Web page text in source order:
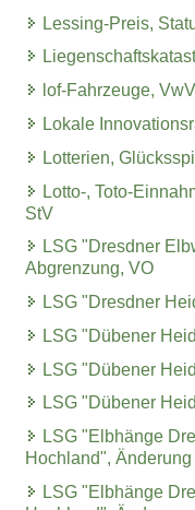
Lessing-Preis,
lof-Fahrzeuge, VwV
Lokale
Lotterien,
Lotto-, Toto-
StV
LSG "Dresdner
Abgrenzung, VO
LSG "Dresdner
LSG "Dübener
LSG "Dübener
LSG "Dübener
LSG "Elbhänge
Hochland",
LSG "Elbhänge